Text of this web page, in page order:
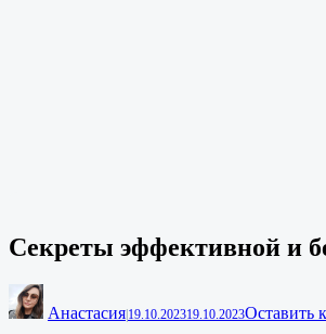
Секреты эффективной и
Анастасия 19.10.202319.10.2023Оставить